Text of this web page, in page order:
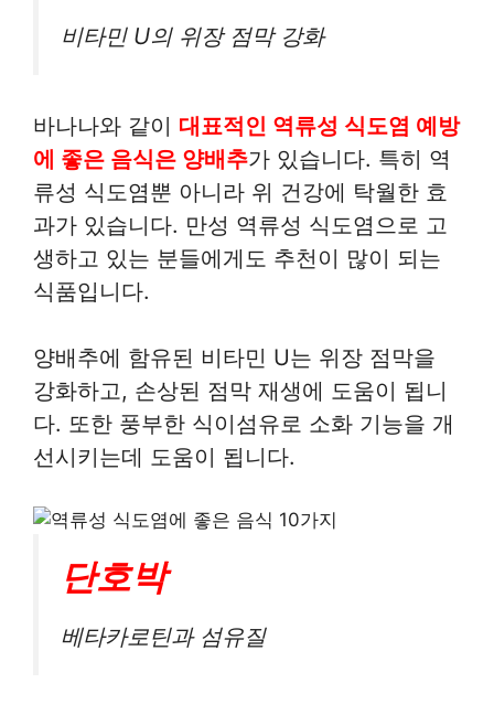
비타민 U의 위장 점막 강화
바나나와 같이 대표적인 역류성 식도염 예방
에 좋은 음식은 양배추가 있습니다. 특히 역
류성 식도염뿐 아니라 위 건강에 탁월한 효
과가 있습니다. 만성 역류성 식도염으로 고
생하고 있는 분들에게도 추천이 많이 되는
식품입니다.
양배추에 함유된 비타민 U는 위장 점막을
강화하고, 손상된 점막 재생에 도움이 됩니
다. 또한 풍부한 식이섬유로 소화 기능을 개
선시키는데 도움이 됩니다.
단호박
베타카로틴과 섬유질